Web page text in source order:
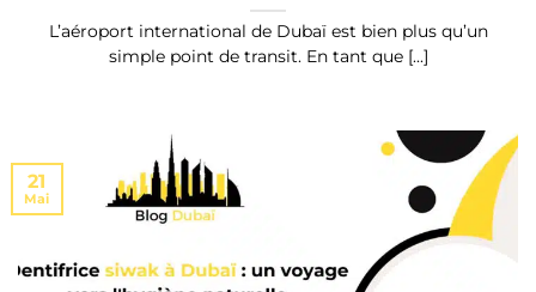
L’aéroport international de Dubaï est bien plus qu’un
simple point de transit. En tant que [...]
21
Mai